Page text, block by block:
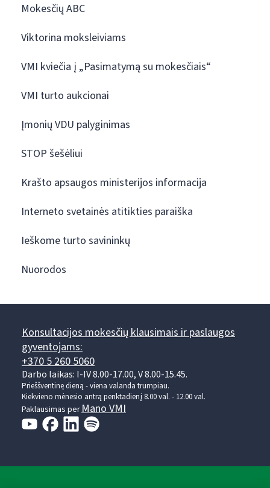
Mokesčių ABC
Viktorina moksleiviams
VMI kviečia į „Pasimatymą su mokesčiais“
VMI turto aukcionai
Įmonių VDU palyginimas
STOP šešėliui
Krašto apsaugos ministerijos informacija
Interneto svetainės atitikties paraiška
Ieškome turto savininkų
Nuorodos
Konsultacijos mokesčių klausimais ir paslaugos
gyventojams:
+370 5 260 5060
Darbo laikas: I-IV 8.00-17.00, V 8.00-15.45.
Prieššventinę dieną - viena valanda trumpiau.
Kiekvieno mėnesio antrą penktadienį 8.00 val. - 12.00 val.
Paklausimas per Mano VMI